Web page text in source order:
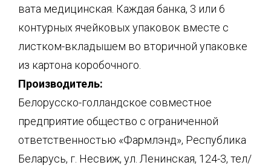
вата медицинская. Каждая банка, 3 или 6
контурных ячейковых упаковок вместе с
листком-вкладышем во вторичной упаковке
из картона коробочного.
Производитель:
Белорусско-голландское совместное
предприятие общество с ограниченной
ответственностью «Фармлэнд», Республика
Беларусь, г. Несвиж, ул. Ленинская, 124-3, тел/